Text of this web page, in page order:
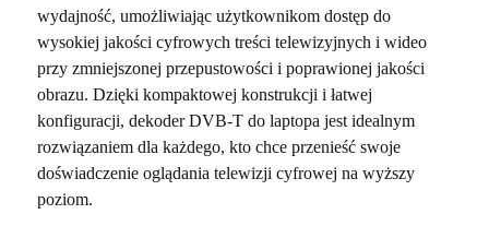
wydajność, umożliwiając użytkownikom dostęp do
wysokiej jakości cyfrowych treści telewizyjnych i wideo
przy zmniejszonej przepustowości i poprawionej jakości
obrazu. Dzięki kompaktowej konstrukcji i łatwej
konfiguracji, dekoder DVB-T do laptopa jest idealnym
rozwiązaniem dla każdego, kto chce przenieść swoje
doświadczenie oglądania telewizji cyfrowej na wyższy
poziom.